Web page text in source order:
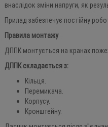
внаслідок зміни напруги, як
Прилад забезпечує постійну
Правила монтажу
ДППК монтується на кранах
ДППК складається з:
Кільця.
Перемикача.
Корпусу.
Кронштейну.